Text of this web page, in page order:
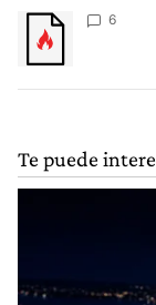
Un artículo de
6